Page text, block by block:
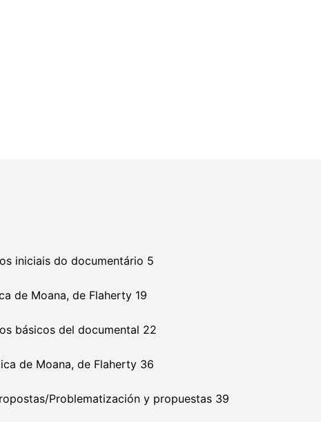
iniciais do documentário 5
de Moana, de Flaherty 19
básicos del documental 22
de Moana, de Flaherty 36
Problematización y propuestas 39